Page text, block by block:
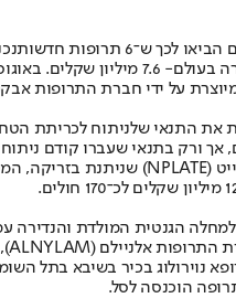
תרופות חדשות
בעולם
את התנאי שלניתוח לכריתת
ורק בתנאי שעברו קודם
הגנטית המולדת והנדירה
דורי, רופא נוירולוג בכיר
הוכנסה לסל.